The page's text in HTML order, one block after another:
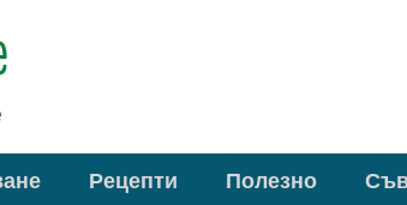
Рецепти Полезно